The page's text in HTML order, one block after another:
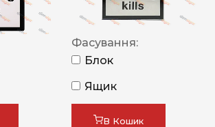
Фасування:
Блок
Ящик
В Кошик